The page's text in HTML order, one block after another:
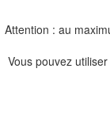
Attention : au
Vous pouvez